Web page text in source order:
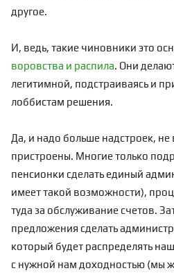
другое.
И, ведь, такие чиновники это
воровства и распила. Они
легитимной, подстраиваясь и
лоббистам решения.
Да, и надо больше надстроек,
пристроены. Многие только
пенсионки сделать единый
имеет такой возможности),
туда за обслуживание счетов.
предложения сделать
который будет распределять
с нужной нам доходностью (мы